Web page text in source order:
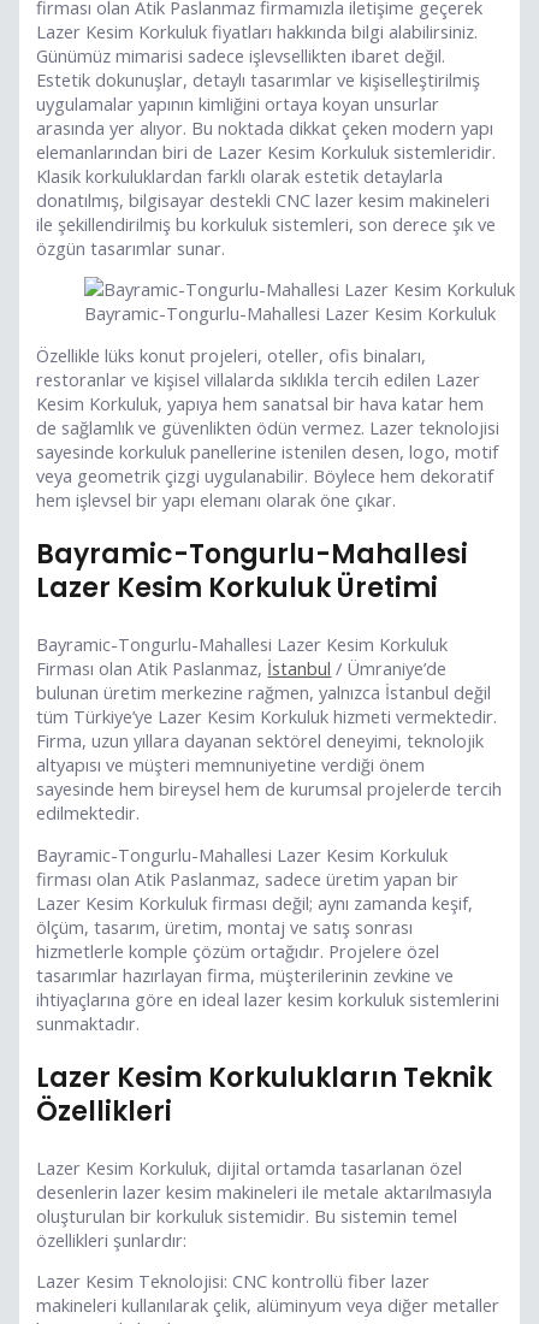
firması olan Atik Paslanmaz firmamızla iletişime geçerek
Lazer Kesim Korkuluk fiyatları hakkında bilgi alabilirsiniz.
Günümüz mimarisi sadece işlevsellikten ibaret değil.
Estetik dokunuşlar, detaylı tasarımlar ve kişiselleştirilmiş
uygulamalar yapının kimliğini ortaya koyan unsurlar
arasında yer alıyor. Bu noktada dikkat çeken modern yapı
elemanlarından biri de Lazer Kesim Korkuluk sistemleridir.
Klasik korkuluklardan farklı olarak estetik detaylarla
donatılmış, bilgisayar destekli CNC lazer kesim makineleri
ile şekillendirilmiş bu korkuluk sistemleri, son derece şık ve
özgün tasarımlar sunar.
Bayramic-Tongurlu-Mahallesi Lazer Kesim Korkuluk
Özellikle lüks konut projeleri, oteller, ofis binaları,
restoranlar ve kişisel villalarda sıklıkla tercih edilen Lazer
Kesim Korkuluk, yapıya hem sanatsal bir hava katar hem
de sağlamlık ve güvenlikten ödün vermez. Lazer teknolojisi
sayesinde korkuluk panellerine istenilen desen, logo, motif
veya geometrik çizgi uygulanabilir. Böylece hem dekoratif
hem işlevsel bir yapı elemanı olarak öne çıkar.
Bayramic-Tongurlu-Mahallesi
Lazer Kesim Korkuluk Üretimi
Bayramic-Tongurlu-Mahallesi Lazer Kesim Korkuluk
Firması olan Atik Paslanmaz, İstanbul / Ümraniye’de
bulunan üretim merkezine rağmen, yalnızca İstanbul değil
tüm Türkiye’ye Lazer Kesim Korkuluk hizmeti vermektedir.
Firma, uzun yıllara dayanan sektörel deneyimi, teknolojik
altyapısı ve müşteri memnuniyetine verdiği önem
sayesinde hem bireysel hem de kurumsal projelerde tercih
edilmektedir.
Bayramic-Tongurlu-Mahallesi Lazer Kesim Korkuluk
firması olan Atik Paslanmaz, sadece üretim yapan bir
Lazer Kesim Korkuluk firması değil; aynı zamanda keşif,
ölçüm, tasarım, üretim, montaj ve satış sonrası
hizmetlerle komple çözüm ortağıdır. Projelere özel
tasarımlar hazırlayan firma, müşterilerinin zevkine ve
ihtiyaçlarına göre en ideal lazer kesim korkuluk sistemlerini
sunmaktadır.
Lazer Kesim Korkulukların Teknik
Özellikleri
Lazer Kesim Korkuluk, dijital ortamda tasarlanan özel
desenlerin lazer kesim makineleri ile metale aktarılmasıyla
oluşturulan bir korkuluk sistemidir. Bu sistemin temel
özellikleri şunlardır:
Lazer Kesim Teknolojisi: CNC kontrollü fiber lazer
makineleri kullanılarak çelik, alüminyum veya diğer metaller